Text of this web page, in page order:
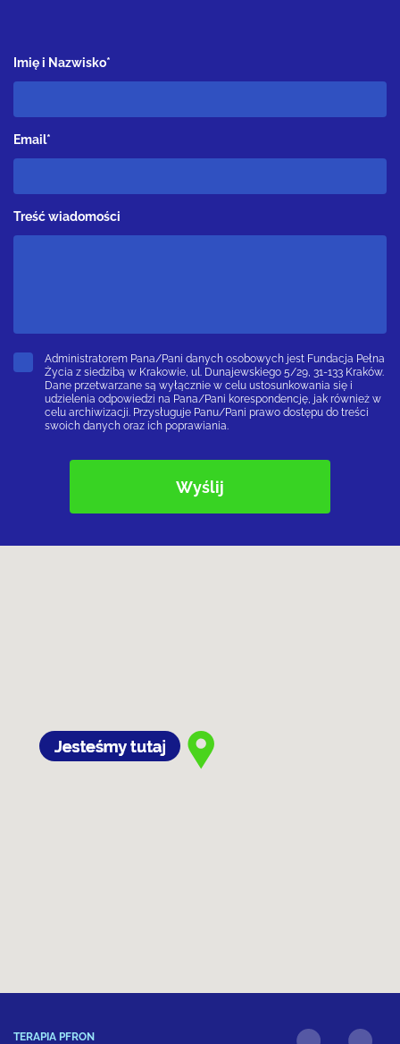
Imię i Nazwisko*
Email*
Treść wiadomości
Administratorem Pana/Pani danych osobowych jest Fundacja Pełna
Życia z siedzibą w Krakowie, ul. Dunajewskiego 5/29, 31-133 Kraków.
Dane przetwarzane są wyłącznie w celu ustosunkowania się i
udzielenia odpowiedzi na Pana/Pani korespondencję, jak również w
celu archiwizacji. Przysługuje Panu/Pani prawo dostępu do treści
swoich danych oraz ich poprawiania.
TERAPIA PFRON